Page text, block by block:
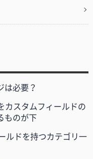
は必要？
カスタムフィールドの
ものが下
ルドを持つカテゴリ一